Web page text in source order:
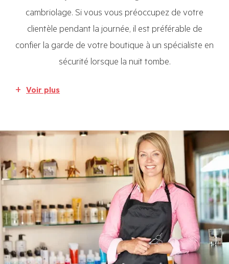
cambriolage. Si vous vous préoccupez de votre
clientèle pendant la journée, il est préférable de
confier la garde de votre boutique à un spécialiste en
sécurité lorsque la nuit tombe.
Voir plus